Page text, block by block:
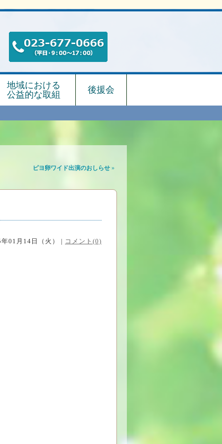
地域における
公益的な取組
後援会
ピヨ卵ワイド出演のおしらせ »
01月14日（火） | コメント(0)